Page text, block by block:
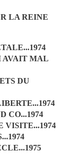
LA REINE
AVAIT MAL
DU
CO...1974
VISITE...1974